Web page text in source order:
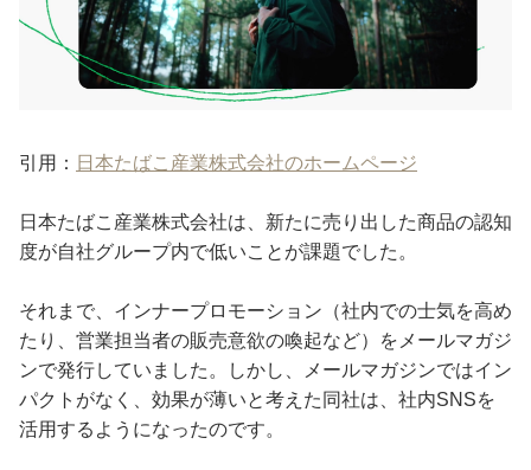
引用： 日本たばこ産業株式会社のホームページ
日本たばこ産業株式会社は、新たに売り出した商品の認知
度が自社グループ内で低いことが課題でした。
それまで、インナープロモーション（社内での士気を高め
たり、営業担当者の販売意欲の喚起など）をメールマガジ
ンで発行していました。しかし、メールマガジンではイン
パクトがなく、効果が薄いと考えた同社は、社内SNSを
活用するようになったのです。